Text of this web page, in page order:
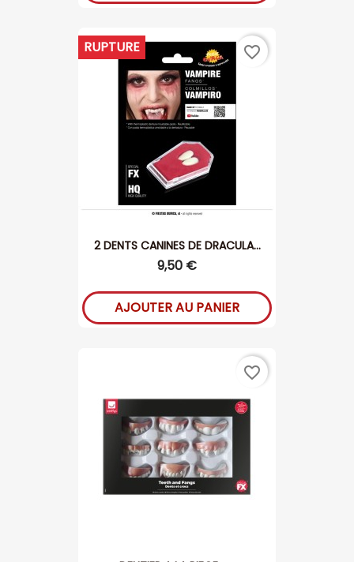
2 DENTS CANINES DE DRACULA...
9,50 €
RUPTURE
AJOUTER AU PANIER
favorite_border
favorite_border